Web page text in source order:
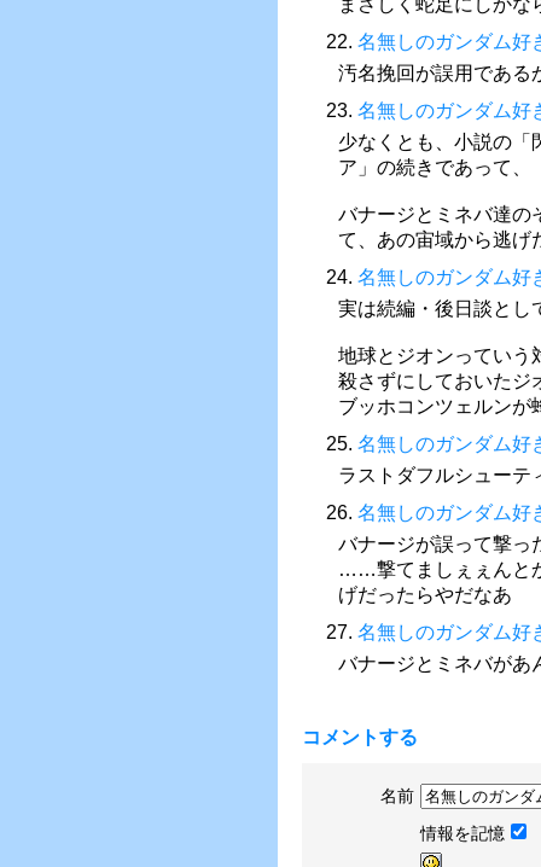
まさしく蛇足にしかな
22. 名無しのガンダム好
汚名挽回が誤用である
23. 名無しのガンダム好
少なくとも、小説の「
ア」の続きであって、
バナージとミネバ達の
て、あの宙域から逃げ
24. 名無しのガンダム好
実は続編・後日談とし
地球とジオンっていう
殺さずにしておいたジ
ブッホコンツェルンが
25. 名無しのガンダム好
ラストダフルシューテ
26. 名無しのガンダム好
バナージが誤って撃っ
……撃てましぇぇんと
げだったらやだなあ
27. 名無しのガンダム好
バナージとミネバが
コメントする
名前
情報を記憶